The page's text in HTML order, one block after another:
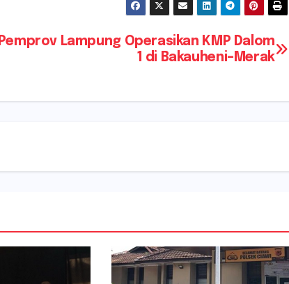
Pemprov Lampung Operasikan KMP Dalom
1 di Bakauheni–Merak